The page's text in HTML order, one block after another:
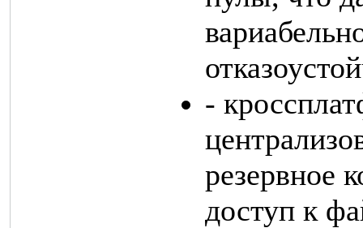
-
резервное
доступ к